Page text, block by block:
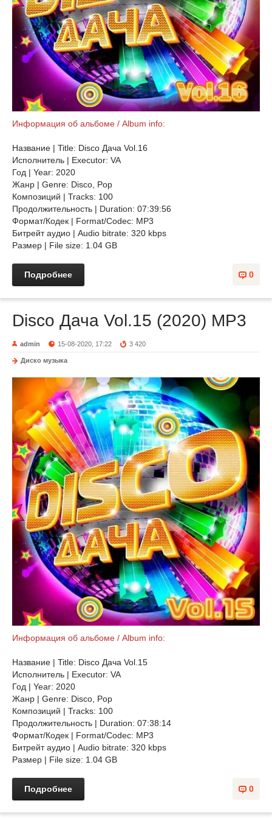
Информация об альбоме / Album info:
Название | Title: Disco Дача Vol.16
Исполнитель | Executor: VA
Год | Year: 2020
Жанр | Genre: Disco, Pop
Композиций | Tracks: 100
Продолжительность | Duration: 07:39:56
Формат/Кодек | Format/Codec: MP3
Битрейт аудио | Audio bitrate: 320 kbps
Размер | File size: 1.04 GB
0
Подробнее
Disco Дача Vol.15 (2020) MP3
admin 15-08-2020, 17:22 3 420
Диско музыка
Информация об альбоме / Album info:
Название | Title: Disco Дача Vol.15
Исполнитель | Executor: VA
Год | Year: 2020
Жанр | Genre: Disco, Pop
Композиций | Tracks: 100
Продолжительность | Duration: 07:38:14
Формат/Кодек | Format/Codec: MP3
Битрейт аудио | Audio bitrate: 320 kbps
Размер | File size: 1.04 GB
0
Подробнее